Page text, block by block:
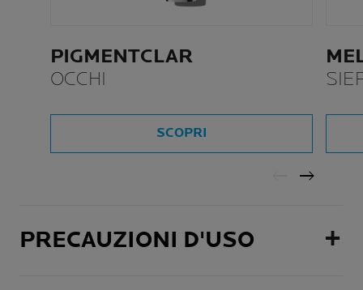
PIGMENTCLAR
OCCHI
SCOPRI
PRECAUZIONI D'USO